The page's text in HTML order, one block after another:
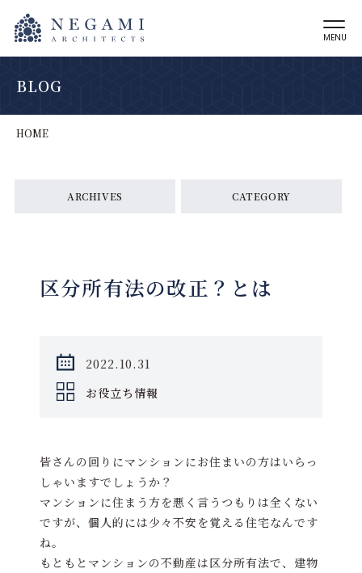
MENU
BLOG
HOME
ARCHIVES CATEGORY
区分所有法の改正？とは
2022.10.31
お役立ち情報
皆さんの回りにマンションにお住まいの方はいらっ
しゃいますでしょうか？
マンションに住まう方を悪く言うつもりは全くない
ですが、個人的には少々不安を覚える住宅なんです
ね。
もともとマンションの不動産は区分所有法で、建物